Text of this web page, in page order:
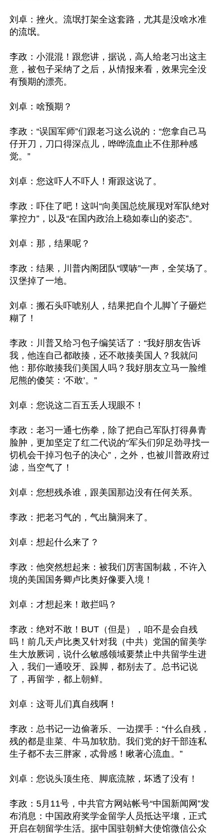
刘卓：挫火。流氓打架全这套路，尤其是没啥水准
的流氓。
李政：小混混！跟您讲，据说，高人给老习出这主
意，被包子采纳了之后，从情报来看，效果完全没
有预期的漂亮。
刘卓：啥预期？
李政：“误国军师”们跟老习这么说的：“您拿自己马
仔开刀，刀口得深点儿，哗哗流血止不住那种感
觉。”
刘卓：您这吓人不吓人！甭跟这说了。
李政：吓住了吧！这叫“向美国总统展现对军队绝对
掌控力”，以及“在国内政治上稳如泰山的姿态”。
刘卓：那，结果呢？
李政：结果，川普内阁团队“噗哧”一声，全笑场了。
汉堡掉了一地。
刘卓：搬石头吓唬别人，结果把自个儿脚丫子砸烂
糊了！
李政：川普又给习包子编笑话了：“我好朋友告诉
我，他连自己都敢揍，还不敢揍美国人？我就问
他：那你敢揍我们美国人吗？我好朋友立马一脸维
尼熊的傻笑：‘不敢’。”
刘卓：您说这二百五丢人现眼不！
李政：老习一通七伤拳，除了把自己军队打得鼻青
脸肿，更加坚定了红二代说的“军头们卯足劲寻找一
切机会干掉习包子的决心”，之外，也被川普政府过
滤，当空气了！
刘卓：您想残杀谁，跟美国那边没有任何关系。
李政：把老习气的，气出脑洞来了。
刘卓：想起什么来了？
李政：他突然想起来：被我们厉害国制裁，不许入
境的美国国务卿卢比奥好像要入境！
刘卓：才想起来！敢拦吗？
李政：绝对不敢！BUT（但是），咱不是会自残
吗！前几天卢比奥又针对我（中共）党国的留美学
生大放厥词，说什么敏感领域要禁止中共留学生进
入，我们一通咬牙、跺脚，都别去了。总书记说
了，再留学，都上朝鲜。
刘卓：这哥儿们真自残啊！
李政：总书记一边偷著乐、一边摆手：“什么自残，
残的都是韭菜、牛马加软肋。我们党的好干部连私
生子都不去三胖家，忒骨感！瞅著心流血。”
刘卓：您说头顶生疮、脚底流脓，坏透了没有！
李政：5月11号，中共官方网站帐号“中国新闻网”发
布消息：中国政府奖学金留学人员抵达平壤，正式
开启在朝留学生活。据中国驻朝鲜大使馆微信公众